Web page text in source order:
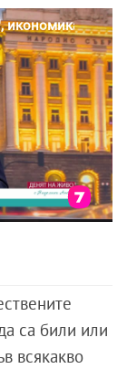
са били или
всякакво